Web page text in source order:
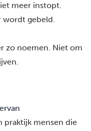
meer instopt.
wordt gebeld.
zo noemen. Niet om
praktijk mensen die